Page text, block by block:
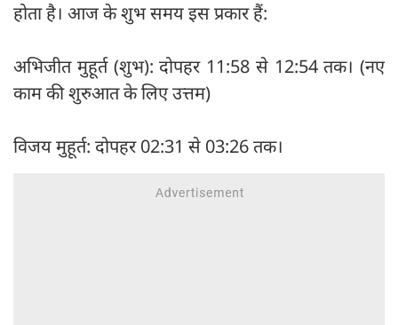
होता है। आज के शुभ समय इस प्रकार हैं:
अभिजीत मुहूर्त (शुभ): दोपहर 11:58 से 12:54 तक। (नए
काम की शुरुआत के लिए उत्तम)
विजय मुहूर्त: दोपहर 02:31 से 03:26 तक।